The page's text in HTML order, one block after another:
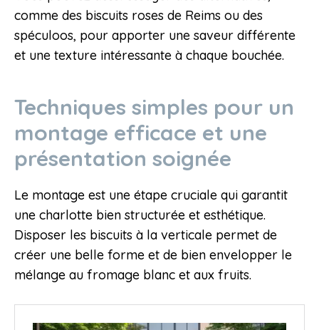
comme des biscuits roses de Reims ou des
spéculoos, pour apporter une saveur différente
et une texture intéressante à chaque bouchée.
Techniques simples pour un
montage efficace et une
présentation soignée
Le montage est une étape cruciale qui garantit
une charlotte bien structurée et esthétique.
Disposer les biscuits à la verticale permet de
créer une belle forme et de bien envelopper le
mélange au fromage blanc et aux fruits.